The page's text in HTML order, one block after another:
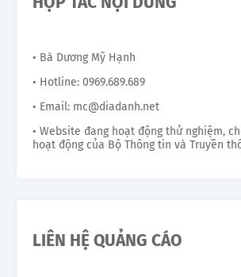
• Bà Dương Mỹ Hạnh
• Hotline: 0969.689.689
• Email: mc@diadanh.net
• Website đang hoạt động thử nghiệm,
hoạt động của Bộ Thông tin và Truyền
LIÊN HỆ QUẢNG CÁO